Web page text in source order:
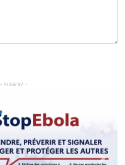
- Publicité -